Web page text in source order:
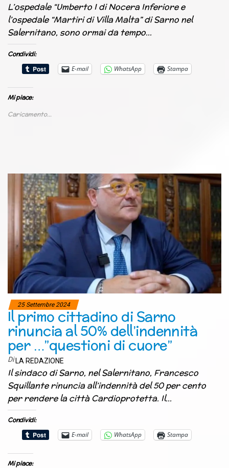
L’ospedale “Umberto I di Nocera Inferiore e
l’ospedale “Martiri di Villa Malta” di Sarno nel
Salernitano, sono ormai da tempo…
Condividi:
E-mail
WhatsApp Stampa
Mi piace:
Caricamento...
25 Settembre 2024
Il primo cittadino di Sarno
rinuncia al 50% dell’indennità
per …”questioni di cuore”
Di LA REDAZIONE
Il sindaco di Sarno, nel Salernitano, Francesco
Squillante rinuncia all’indennità del 50 per cento
per rendere la città Cardioprotetta. Il…
Condividi:
E-mail
WhatsApp Stampa
Mi piace: